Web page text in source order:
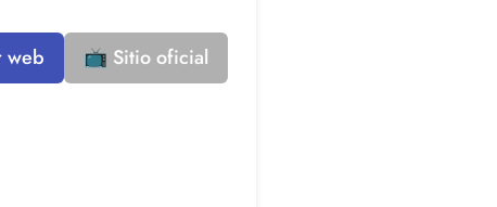
web 📺 Sitio oficial